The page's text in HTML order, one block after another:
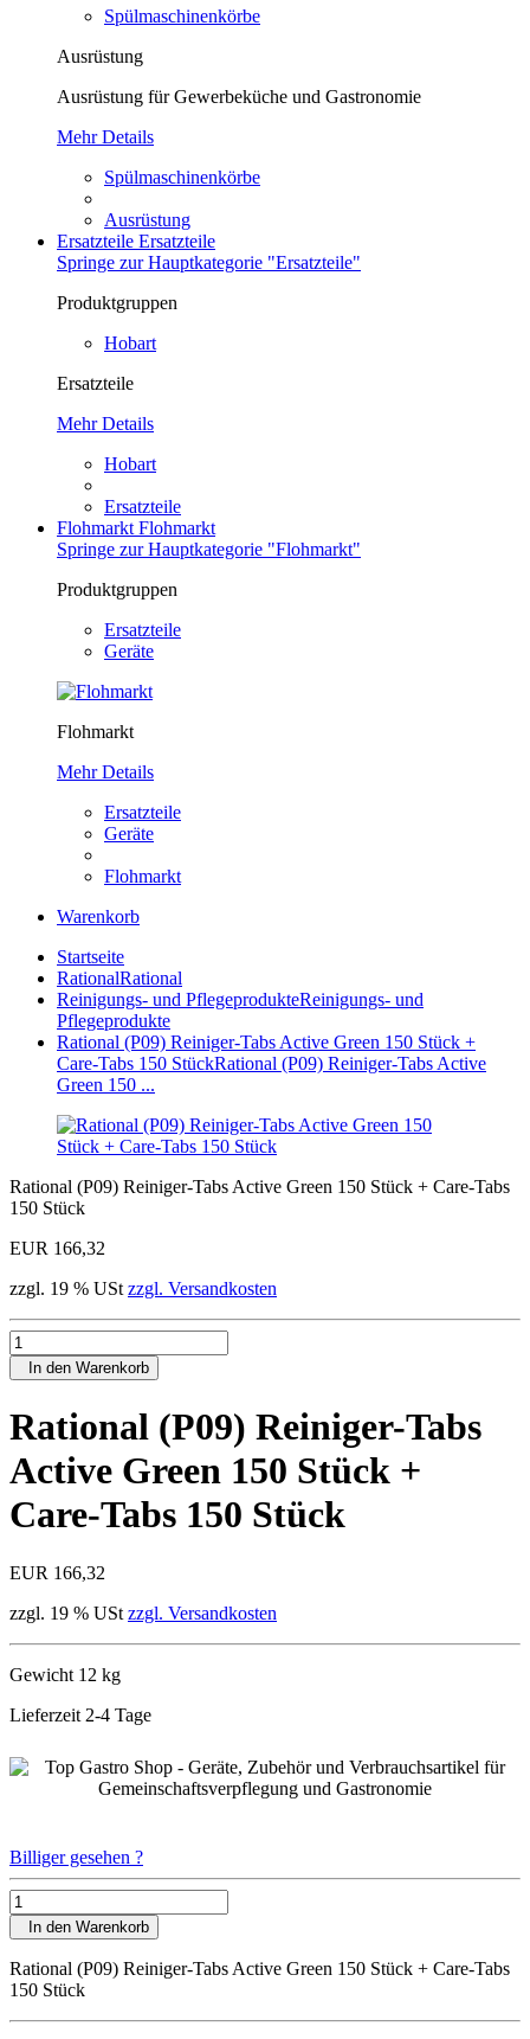
Spülmaschinenkörbe
Ausrüstung
Ausrüstung für Gewerbeküche und Gastronomie
Mehr Details
Spülmaschinenkörbe
Ausrüstung
Ersatzteile Ersatzteile
Springe zur Hauptkategorie "Ersatzteile"
Produktgruppen
Hobart
Ersatzteile
Mehr Details
Hobart
Ersatzteile
Flohmarkt Flohmarkt
Springe zur Hauptkategorie "Flohmarkt"
Produktgruppen
Ersatzteile
Geräte
Flohmarkt
Mehr Details
Ersatzteile
Geräte
Flohmarkt
Warenkorb
Startseite
RationalRational
Reinigungs- und PflegeprodukteReinigungs- und
Pflegeprodukte
Rational (P09) Reiniger-Tabs Active Green 150 Stück +
Care-Tabs 150 StückRational (P09) Reiniger-Tabs Active
Green 150 ...
Rational (P09) Reiniger-Tabs Active Green 150 Stück + Care-Tabs
150 Stück
EUR 166,32
zzgl. 19 % USt zzgl. Versandkosten
In den Warenkorb
Rational (P09) Reiniger-Tabs
Active Green 150 Stück +
Care-Tabs 150 Stück
EUR 166,32
zzgl. 19 % USt zzgl. Versandkosten
Gewicht 12 kg
Lieferzeit 2-4 Tage
Billiger gesehen ?
In den Warenkorb
Rational (P09) Reiniger-Tabs Active Green 150 Stück + Care-Tabs
150 Stück